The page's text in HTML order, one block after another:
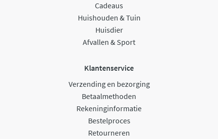
Cadeaus
Huishouden & Tuin
Huisdier
Afvallen & Sport
Klantenservice
Verzending en bezorging
Betaalmethoden
Rekeninginformatie
Bestelproces
Retourneren